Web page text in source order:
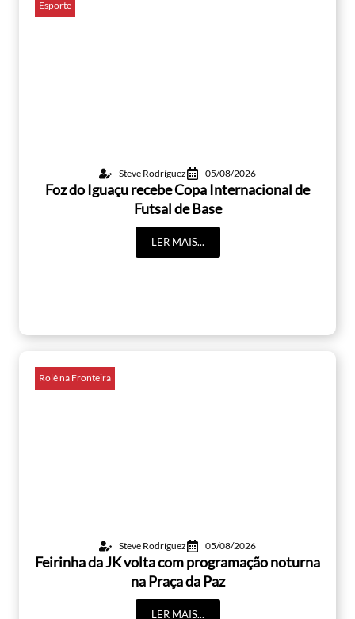
Esporte
Steve Rodríguez 05/08/2026
Foz do Iguaçu recebe Copa Internacional de
Futsal de Base
LER MAIS...
Rolê na Fronteira
Steve Rodríguez 05/08/2026
Feirinha da JK volta com programação noturna
na Praça da Paz
LER MAIS...